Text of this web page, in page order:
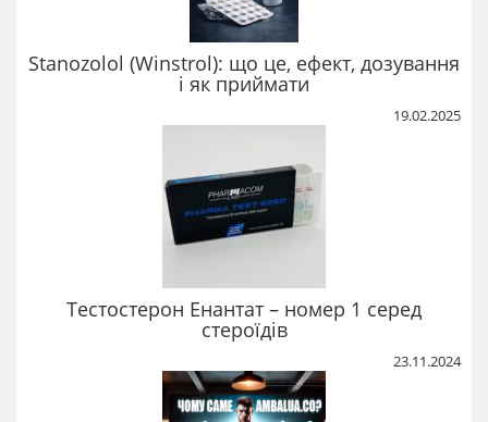
Stanozolol (Winstrol): що це, ефект, дозування
і як приймати
19.02.2025
Тестостерон Енантат – номер 1 серед
стероїдів
23.11.2024